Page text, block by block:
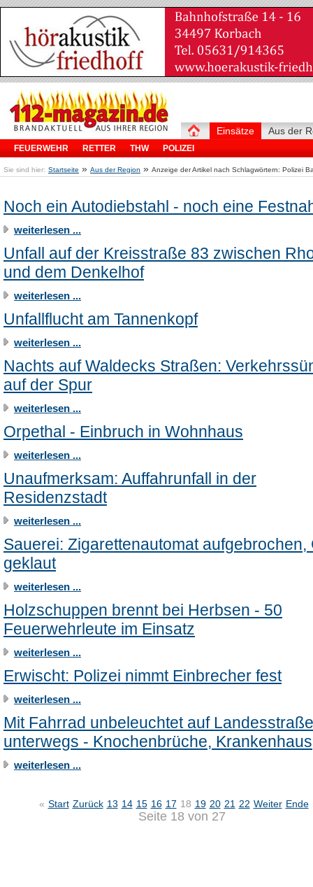
Einsätze
FEUERWEHR RETTER THW POLIZEI
Aus der
Sie sind hier: Startseite » Aus der Region » Anzeige der Artikel nach Schlagwörtern: Polizei
Noch ein Autodiebstahl - noch eine
weiterlesen ...
Unfall auf der Kreisstraße 83 zwischen
und dem Denkelhof
weiterlesen ...
Unfallflucht am Tannenkopf
weiterlesen ...
Nachts auf Waldecks Straßen:
auf der Spur
weiterlesen ...
Orpethal - Einbruch in Wohnhaus
weiterlesen ...
Unaufmerksam: Auffahrunfall in der
Residenzstadt
weiterlesen ...
Sauerei: Zigarettenautomat aufgebrochen,
geklaut
weiterlesen ...
Holzschuppen brennt bei Herbsen - 50
Feuerwehrleute im Einsatz
weiterlesen ...
Erwischt: Polizei nimmt Einbrecher fest
weiterlesen ...
Mit Fahrrad unbeleuchtet auf Landesstraße
unterwegs - Knochenbrüche, Krankenhaus
weiterlesen ...
« Start Zurück 13 14 15 16 17 18 19 20 21 22 Weiter Ende
Seite 18 von 27